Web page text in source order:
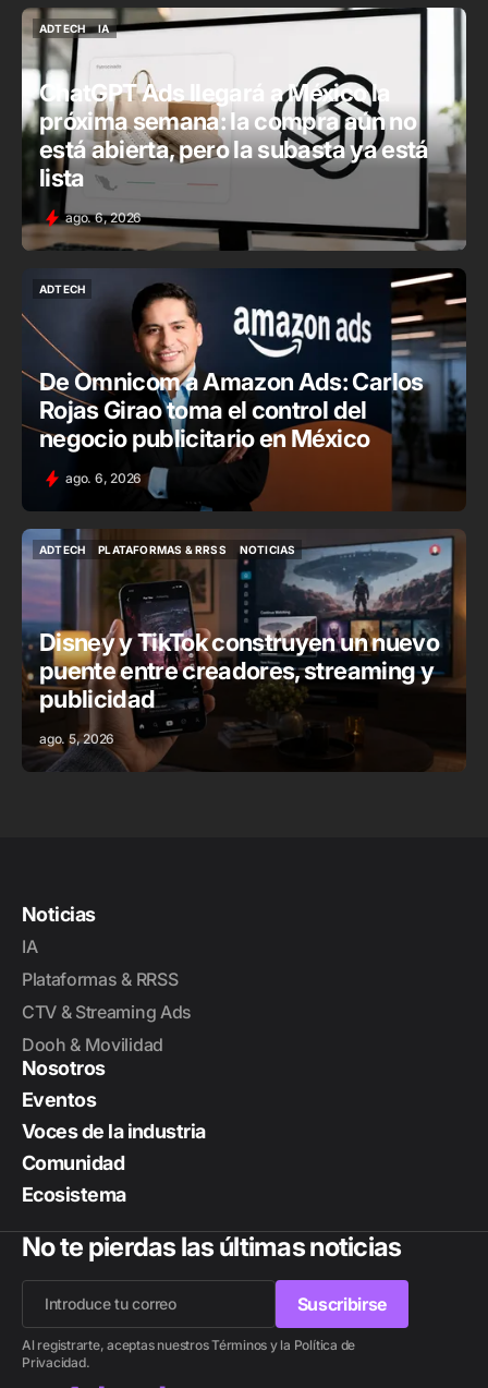
ADTECH
ADTECH
IA
ChatGPT Ads llegará a México la
próxima semana: la compra aún no
está abierta, pero la subasta ya está
lista
ago. 6, 2026
ADTECH
De Omnicom a Amazon Ads: Carlos
Rojas Girao toma el control del
negocio publicitario en México
ago. 6, 2026
ADTECH
PLATAFORMAS & RRSS
PLATAFORMAS & RRSS
NOTICIAS
NOTICIAS
Disney y TikTok construyen un nuevo
puente entre creadores, streaming y
publicidad
ago. 5, 2026
Noticias
IA
Plataformas & RRSS
CTV & Streaming Ads
Dooh & Movilidad
Nosotros
Eventos
Voces de la industria
Comunidad
Ecosistema
No te pierdas las últimas noticias
Suscribirse
Suscribirse
Al registrarte, aceptas nuestros Términos y la Política de
Privacidad.